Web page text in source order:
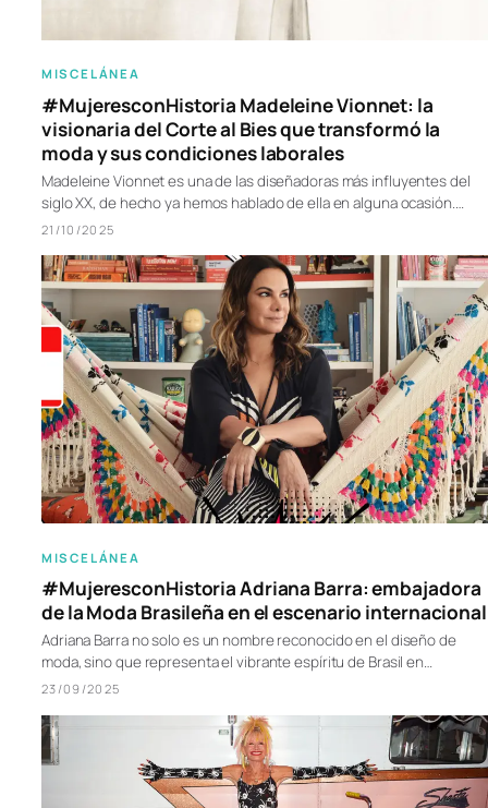
MISCELÁNEA
#MujeresconHistoria Madeleine Vionnet: la
visionaria del Corte al Bies que transformó la
moda y sus condiciones laborales
Madeleine Vionnet es una de las diseñadoras más influyentes del
siglo XX, de hecho ya hemos hablado de ella en alguna ocasión.…
21/10/2025
MISCELÁNEA
#MujeresconHistoria Adriana Barra: embajadora
de la Moda Brasileña en el escenario internacional
Adriana Barra no solo es un nombre reconocido en el diseño de
moda, sino que representa el vibrante espíritu de Brasil en…
23/09/2025